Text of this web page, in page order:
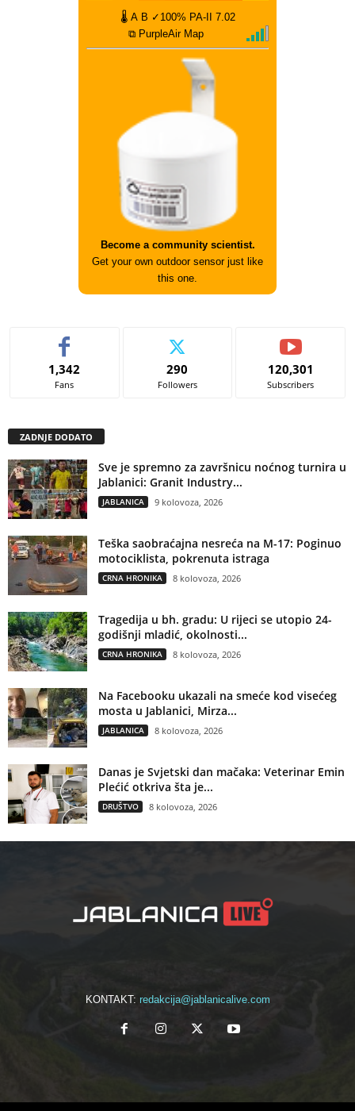
🌡 A B ✓100% PA-II
7.02
⧉ PurpleAir Map
Become a community scientist.
Get your own outdoor sensor just like
this one.
1,342
Fans
290
Followers
120,301
Subscribers
ZADNJE DODATO
Sve je spremno za završnicu noćnog turnira u
Jablanici: Granit Industry...
JABLANICA 9 kolovoza, 2026
Teška saobraćajna nesreća na M-17: Poginuo
motociklista, pokrenuta istraga
CRNA HRONIKA 8 kolovoza, 2026
Tragedija u bh. gradu: U rijeci se utopio 24-
godišnji mladić, okolnosti...
CRNA HRONIKA 8 kolovoza, 2026
Na Facebooku ukazali na smeće kod visećeg
mosta u Jablanici, Mirza...
JABLANICA 8 kolovoza, 2026
Danas je Svjetski dan mačaka: Veterinar Emin
Plećić otkriva šta je...
DRUŠTVO 8 kolovoza, 2026
KONTAKT: redakcija@jablanicalive.com